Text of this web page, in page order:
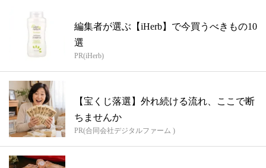
編集者が選ぶ【iHerb】で今買うべきもの10
選
PR(iHerb)
【宝くじ落選】外れ続ける流れ、ここで断
ちませんか
PR(合同会社デジタルファーム )